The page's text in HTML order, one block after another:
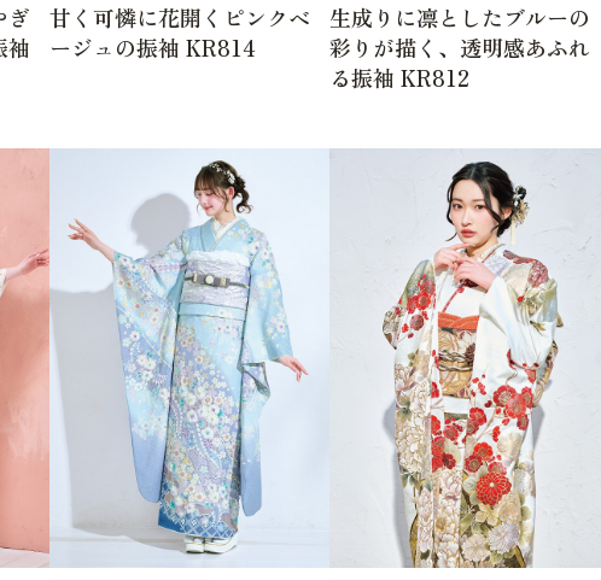
ぎ
袖
甘く可憐に花開くピンクベ
ージュの振袖 KR814
生成りに凛としたブルーの
彩りが描く、透明感あふれ
る振袖 KR812